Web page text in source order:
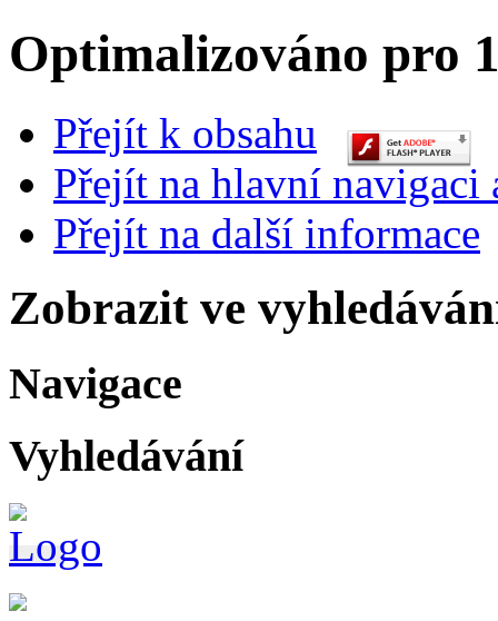
Optimalizováno pro
Přejít k obsahu
Přejít na hlavní navigaci
Přejít na další informace
Zobrazit ve
Navigace
Vyhledávání